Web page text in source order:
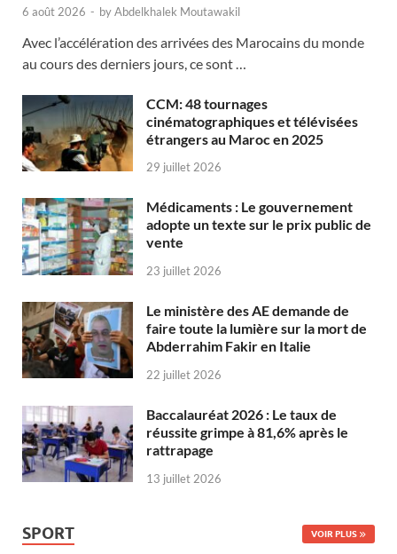
6 août 2026 - byAbdelkhalek Moutawakil
Avec l’accélération des arrivées des Marocains du monde
au cours des derniers jours, ce sont …
CCM: 48 tournages
cinématographiques et télévisées
étrangers au Maroc en 2025
29 juillet 2026
Médicaments : Le gouvernement
adopte un texte sur le prix public de
vente
23 juillet 2026
Le ministère des AE demande de
faire toute la lumière sur la mort de
Abderrahim Fakir en Italie
22 juillet 2026
Baccalauréat 2026 : Le taux de
réussite grimpe à 81,6% après le
rattrapage
13 juillet 2026
SPORT VOIR PLUS